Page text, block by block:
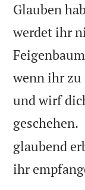
Glauben
werdet ihr
wenn ihr zu
und wirf
geschehen.
glaubend
ihr